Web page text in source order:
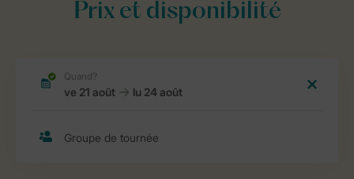
Prix et disponibilité